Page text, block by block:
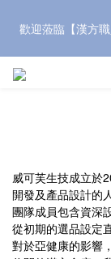
歡迎蒞臨【漢方
歡迎蒞臨【漢方
推薦新會員，可
歡迎蒞臨【漢方
威可芙生技成立於
開發及產品設計的
團隊成員包含資深
從初期的選品設定
對於亞健康的影響